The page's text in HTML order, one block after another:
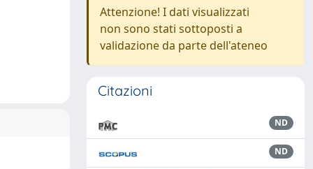
Attenzione! I dati visualizzati
non sono stati sottoposti a
validazione da parte dell'ateneo
Citazioni
ND
ND